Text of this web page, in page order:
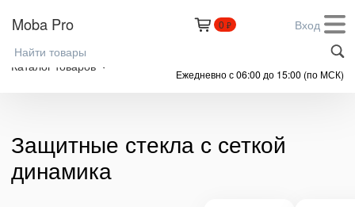
Moba Pro 0 ₽ Вход
Каталог товаров
+7 (999) 305-61-91
Ежедневно с 06:00 до 15:00 (по МСК)
Защитные стекла с сеткой
динамика